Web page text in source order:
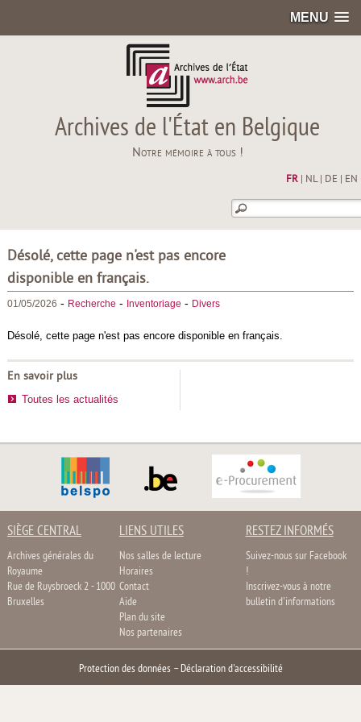
MENU
Archives de l'État en Belgique
Notre mémoire à tous !
FR| NL| DE EN
Désolé, cette page n'est pas encore
disponible en français.
01/05/2026 - Recherche - Inventoriage - Divers
Désolé, cette page n'est pas encore disponible en français.
En savoir plus
Toutes les actualités
SIÈGE CENTRAL
Archives générales du
Royaume
Rue de Ruysbroeck 2 - 1000
Bruxelles
LIENS UTILES
Nos salles de lecture
Horaires
Contact
Aide
Plan du site
Nos partenaires
RESTEZ INFORMÉS
Suivez-nous sur Facebook
!
Inscrivez-vous à notre
bulletin d'informations
Protection des données– Déclaration d'accessibilité